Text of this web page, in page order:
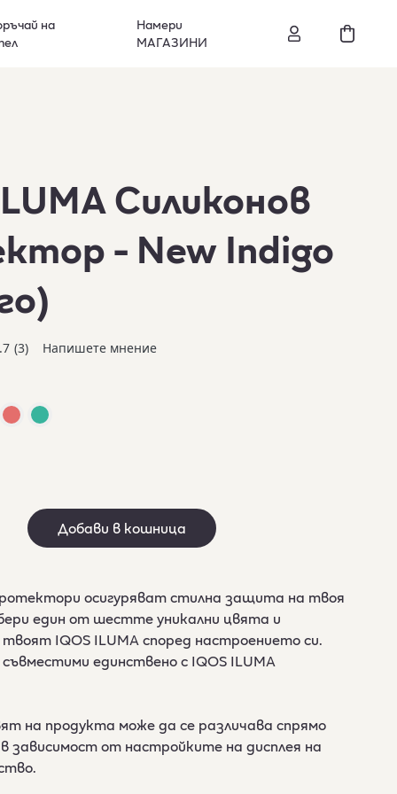
на
Намери
МАГАЗИНИ
Силиконов
- New Indigo
(3) Напишете мнение
Добави в кошница
осигуряват стилна защита на твоя
един от шестте уникални цвята и
твоят IQOS ILUMA според настроението си.
единствено с IQOS ILUMA
на продукта може да се различава спрямо
зависимост от настройките на дисплея на